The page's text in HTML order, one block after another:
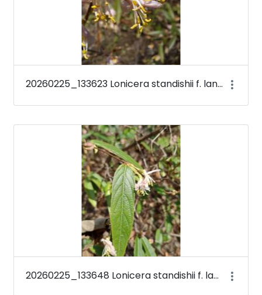
20260225_133623 Lonicera standishii f. lancifolia
20260225_133648 Lonicera standishii f. lancifolia